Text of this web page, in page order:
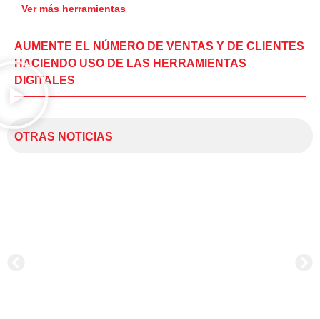
Ver más herramientas
AUMENTE EL NÚMERO DE VENTAS Y DE CLIENTES
HACIENDO USO DE LAS HERRAMIENTAS
DIGITALES
OTRAS NOTICIAS